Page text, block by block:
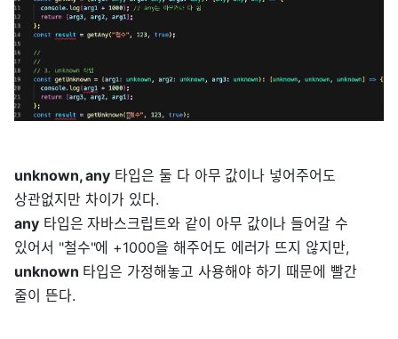
unknown, any 타입은 둘 다 아무 값이나 넣어주어도
상관없지만 차이가 있다.
any타입은 자바스크립트와 같이 아무 값이나 들어갈 수
있어서 "철수"에 +1000을 해주어도 에러가 뜨지 않지만,
unknown 타입은 가정해놓고 사용해야 하기 때문에 빨간
줄이 뜬다.